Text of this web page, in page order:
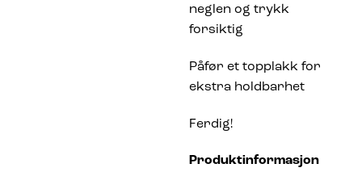
neglen og trykk
forsiktig
Påfør et topplakk for
ekstra holdbarhet
Ferdig!
Produktinformasjon